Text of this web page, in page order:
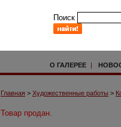
Поиск
О ГАЛЕРЕЕ |
Главная > Художественные работы >
Товар продан.